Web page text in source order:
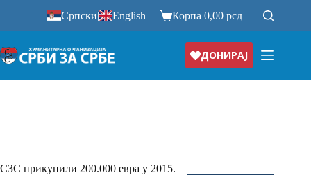
Српски| English Корпа0,00рсд
ДОНИРАЈ
СЗС прикупили 200.000 евра у 2015.